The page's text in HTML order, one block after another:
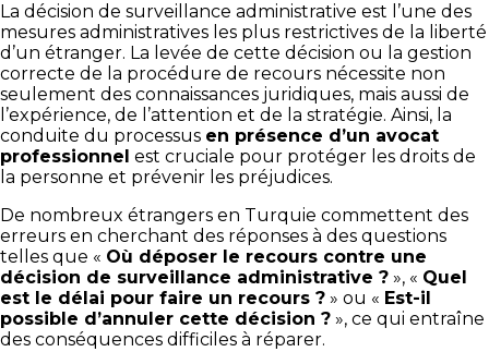
La décision de surveillance administrative est l’une des
mesures administratives les plus restrictives de la liberté
d’un étranger. La levée de cette décision ou la gestion
correcte de la procédure de recours nécessite non
seulement des connaissances juridiques, mais aussi de
l’expérience, de l’attention et de la stratégie. Ainsi, la
conduite du processus en présence d’un avocat
professionnel est cruciale pour protéger les droits de
la personne et prévenir les préjudices.
De nombreux étrangers en Turquie commettent des
erreurs en cherchant des réponses à des questions
telles que « Où déposer le recours contre une
décision de surveillance administrative ? », « Quel
est le délai pour faire un recours ? » ou « Est-il
possible d’annuler cette décision ? », ce qui entraîne
des conséquences difficiles à réparer.